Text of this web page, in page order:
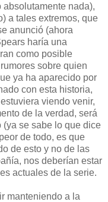
nada),
a tales extremos, que
anunció (ahora
haría una
como posible
sobre quien
ya ha aparecido por
con esta historia,
viendo venir,
de la verdad, será
se sabe lo que dice
de todo, es que
de esto y no de las
nos deberían estar
actuales de la serie.
manteniendo a la